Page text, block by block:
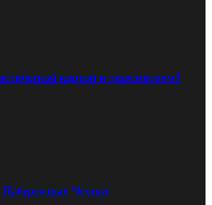
картой и техосмотром?
Челнах